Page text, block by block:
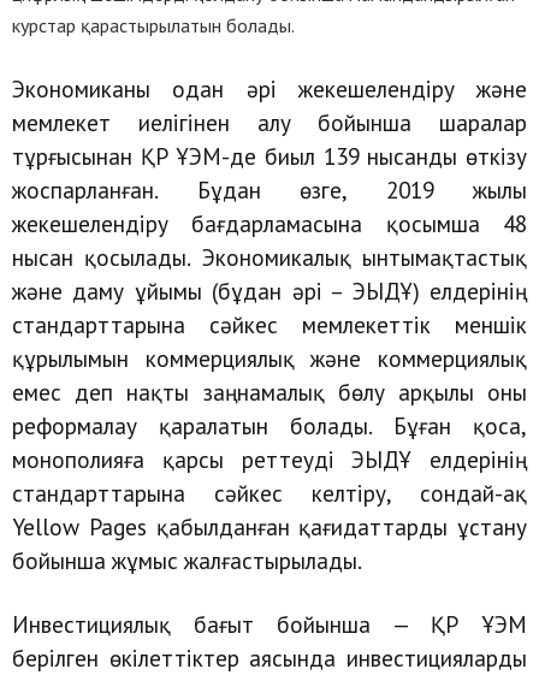
курстар қарастырылатын болады.
Экономиканы одан әрі жекешелендіру және
мемлекет иелігінен алу бойынша шаралар
тұрғысынан ҚР ҰЭМ-де биыл 139 нысанды өткізу
жоспарланған. Бұдан өзге, 2019 жылы
жекешелендіру бағдарламасына қосымша 48
нысан қосылады. Экономикалық ынтымақтастық
және даму ұйымы (бұдан әрі – ЭЫДҰ) елдерінің
стандарттарына сәйкес мемлекеттік меншік
құрылымын коммерциялық және коммерциялық
емес деп нақты заңнамалық бөлу арқылы оны
реформалау қаралатын болады. Бұған қоса,
монополияға қарсы реттеуді ЭЫДҰ елдерінің
стандарттарына сәйкес келтіру, сондай-ақ
Yellow Pages қабылданған қағидаттарды ұстану
бойынша жұмыс жалғастырылады.
Инвестициялық бағыт бойынша — ҚР ҰЭМ
берілген өкілеттіктер аясында инвестицияларды